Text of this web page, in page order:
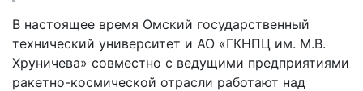
В настоящее время Омский государственный
технический университет и АО «ГКНПЦ им. М.В.
Хруничева» совместно с ведущими предприятиями
ракетно-космической отрасли работают над